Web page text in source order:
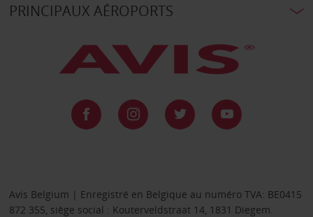
PRINCIPAUX AÉROPORTS
Avis Belgium | Enregistré en Belgique au numéro TVA: BE0415
872 355, siège social : Kouterveldstraat 14, 1831 Diegem.